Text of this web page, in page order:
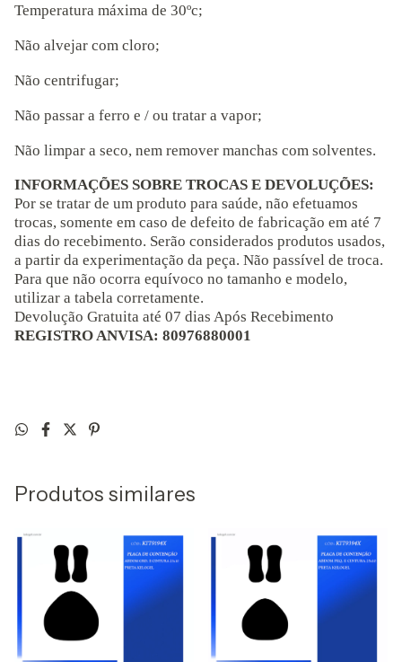
Temperatura máxima de 30ºc;
Não alvejar com cloro;
Não centrifugar;
Não passar a ferro e / ou tratar a vapor;
Não limpar a seco, nem remover manchas com solventes.
INFORMAÇÕES SOBRE TROCAS E DEVOLUÇÕES:
Por se tratar de um produto para saúde, não efetuamos
trocas, somente em caso de defeito de fabricação em até 7
dias do recebimento. Serão considerados produtos usados,
a partir da experimentação da peça. Não passível de troca.
Para que não ocorra equívoco no tamanho e modelo,
utilizar a tabela corretamente.
Devolução Gratuita até 07 dias Após Recebimento
REGISTRO ANVISA: 80976880001
Produtos similares